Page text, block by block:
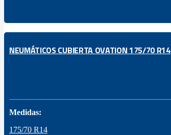
NEUMÁTICOS CUBIERTA OVATION 175/70 R14
Medidas:
175/70 R14